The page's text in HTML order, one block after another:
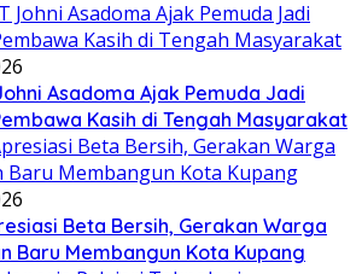
Asadoma Ajak Pemuda Jadi
Kasih di Tengah Masyarakat
Beta Bersih, Gerakan Warga
Baru Membangun Kota Kupang